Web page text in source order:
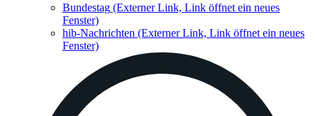
Bundestag (Externer Link, Link öffnet ein neues
Fenster)
hib-Nachrichten (Externer Link, Link öffnet ein neues
Fenster)